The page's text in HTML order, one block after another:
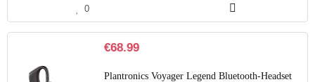
0
€68.99
Plantronics Voyager Legend Bluetooth-Headset